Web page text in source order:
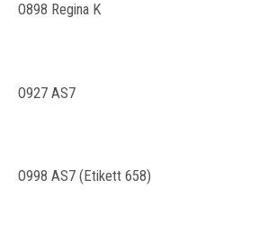
O898 Regina K
O927 AS7
O998 AS7 (Etikett 658)